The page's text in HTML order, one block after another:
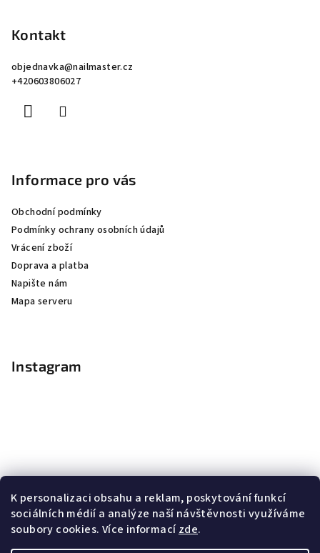
K personalizaci obsahu a reklam, poskytování funkcí
sociálních médií a analýze naší návštěvnosti využíváme
soubory cookies. Více informacízde.
Kontakt
objednavka@nailmaster.cz
+420603806027
Informace pro vás
Obchodní podmínky
Podmínky ochrany osobních údajů
Vrácení zboží
Doprava a platba
Napište nám
Mapa serveru
Instagram